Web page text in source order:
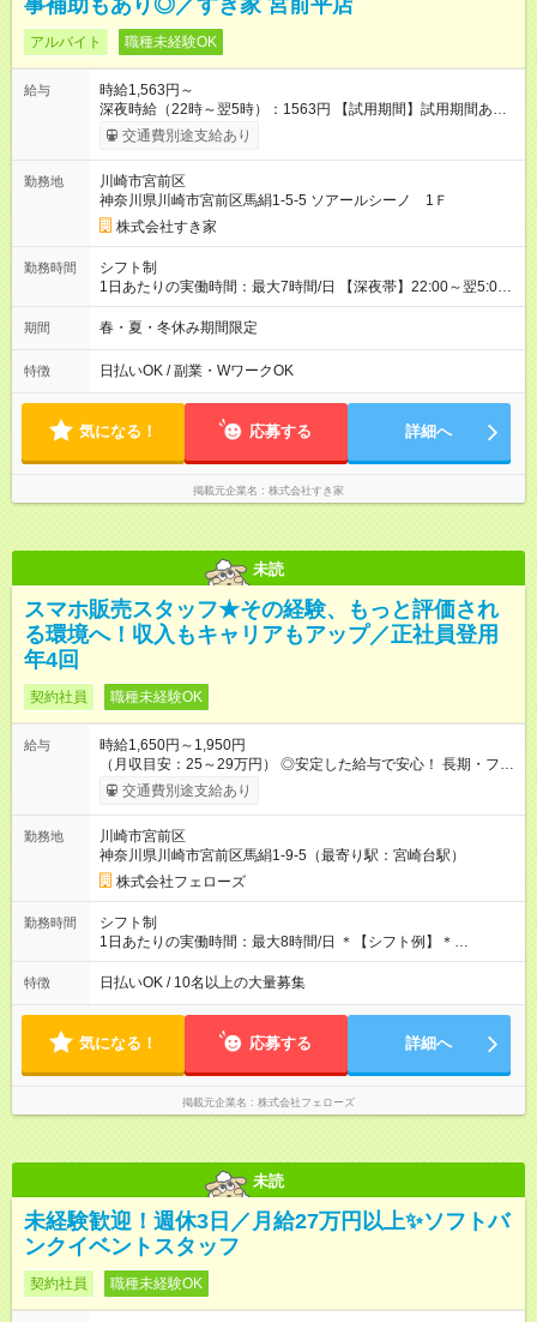
事補助もあり◎／すき家 宮前平店
アルバイト 職種未経験OK
給与
時給1,563円～
深夜時給（22時～翌5時）：1563円 【試用期間】試用期間あり
試用期間の長さ：1ヶ月 雇用形態、給与は本採用時と同じです。
試用期間の実態は30日（※条件変更なし）ですが、切り上げで
同時給）
交通費別途支給あり
勤務地
川崎市宮前区
神奈川県川崎市宮前区馬絹1-5-5 ソアールシーノ 1Ｆ
株式会社すき家
勤務時間
シフト制
1日あたりの実働時間：最大7時間/日 【深夜帯】22:00～翌5:00
週2日～・1日2h～OK◎ ※22:00から翌5:00までは18歳以上の方
のみ勤務可能です（18歳未満の深夜業務禁止のため） ★深夜で
す。 必ず、2名以上での勤務を行いますので、安心して働けま
す。
期間 春・夏・冬休み期間限定
特徴 日払いOK / 副業・WワークOK
気になる！ 応募する 詳細へ
掲載元企業名 株式会社すき家
未読
スマホ販売スタッフ★その経験、もっと評価され
る環境へ！収入もキャリアもアップ／正社員登用
年4回
契約社員 職種未経験OK
給与
時給1,650円～1,950円
（月収目安：25～29万円） ◎安定した給与で安心！ 長期・フル
タイムで勤務いただける方にお越しいただきたいと思っていま
す。シフトが削られることはないので、安定した給与が入りま
たいという人もいると思います。このあたりは柔軟に対応する
ので、お気軽にご相談ください！ ※2ヶ月の試用期間がありま
す。その間の給与・待遇に変更はありません。 【試用期間】試
用期間あり 試用期間の長さ：2ヶ月 雇用形態、給与は本採用時
と同じです。
交通費別途支給あり
勤務地
川崎市宮前区
神奈川県川崎市宮前区馬絹1-9-5（最寄り駅：宮崎台駅）
株式会社フェローズ
勤務時間
シフト制
1日あたりの実働時間：最大8時間/日 ＊【シフト例】＊
(1) 10:00～19:00 (2) 11:00～20:00 (3) 12:00～21:00 など ◎
いずれも実働8時間・休憩1時間です。中抜けシフトなどはあり
たい」などあれば相談に応じますのでおっしゃってください！
特徴 日払いOK / 10名以上の大量募集
気になる！ 応募する 詳細へ
掲載元企業名 株式会社フェローズ
未読
未経験歓迎！週休3日／月給27万円以上✨ソフトバ
ンクイベントスタッフ
契約社員 職種未経験OK